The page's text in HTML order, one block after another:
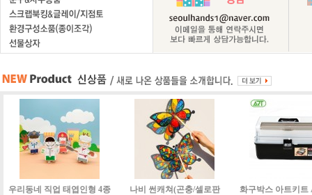
우리동네 직업 태엽인형 4종
나비 썬캐쳐(곤충/셀로판
화구박스 아트키